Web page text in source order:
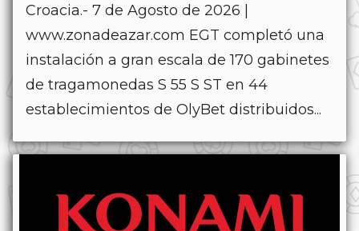
Croacia.- 7 de Agosto de 2026 |
www.zonadeazar.com EGT completó una
instalación a gran escala de 170 gabinetes
de tragamonedas S 55 S ST en 44
establecimientos de OlyBet distribuidos...